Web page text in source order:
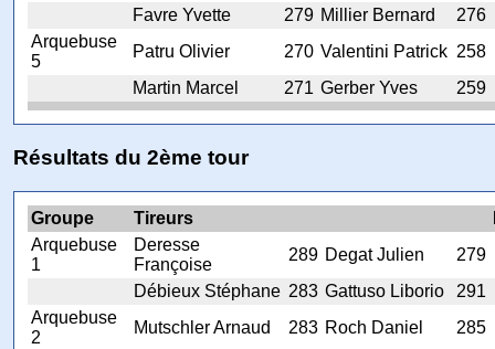
Favre Yvette
279 Millier Bernard
276
Arquebuse
5
Patru Olivier 270 Valentini Patrick 258
Martin Marcel
271 Gerber Yves 259
Résultats du 2ème tour
Groupe Tireurs
Arquebuse
1
Deresse
Françoise
289 Degat Julien
279
Débieux Stéphane 283 Gattuso Liborio
291
Arquebuse
2
Mutschler Arnaud 283 Roch Daniel 285